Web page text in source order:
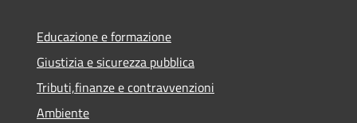
Educazione e formazione
Giustizia e sicurezza pubblica
Tributi,finanze e contravvenzioni
Ambiente